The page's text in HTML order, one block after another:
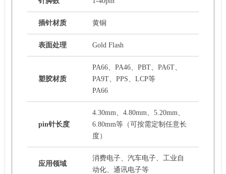
插针材质 黄铜
表面处理 Gold Flash
塑胶材质
PA66、PA46、PBT、PA6T、
PA9T、PPS、LCP等
PA66
pin针长度
4.30mm、4.80mm、5.20mm、
6.80mm等（可按需定制任意长
度）
应用领域
消费电子、汽车电子、工业自
动化、通讯电子等